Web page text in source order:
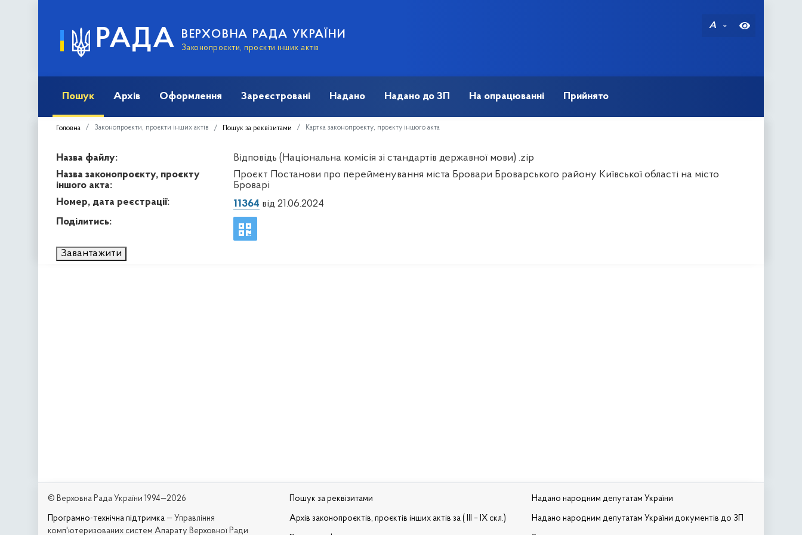
РАДА ВЕРХОВНА РАДА УКРАЇНИ
Законопроєкти, проєкти інших актів
A
Пошук Архів Оформлення Зареєстровані Надано Надано до ЗП На опрацюванні Прийнято
Головна Законопроєкти, проєкти інших актів Пошук за реквізитами Картка законопроєкту, проєкту іншого акта
Назва файлу:
Відповідь (Національна комісія зі стандартів державної мови) .zip
Назва законопроєкту, проєкту
іншого акта:
Проєкт Постанови про перейменування міста Бровари Броварського району Київської області на місто
Броварі
Номер, дата реєстрації:
11364 від 21.06.2024
Поділитись:
Завантажити
© Верховна Рада України 1994—2026
Програмно-технічна підтримка — Управління
комп'ютеризованих систем Апарату Верховної Ради
Пошук за реквізитами
Архів законопроєктів, проєктів інших актів за ( III – IX скл.)
Надано народним депутатам України
Надано народним депутатам України документів до ЗП